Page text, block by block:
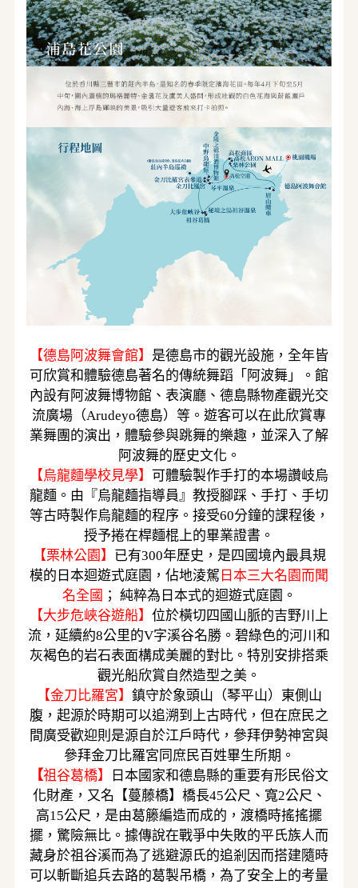
【德島阿波舞會館】 是德島市的觀光設施，全年皆
可欣賞和體驗德島著名的傳統舞蹈「阿波舞」
。館
內設有阿波舞博物館、表演廳、德島縣物產觀光交
流廣場（Arudeyo德島）等。遊客可以在此欣賞專
業舞團的演出，體驗參與跳舞的樂趣，並深入了解
阿波舞的歷史文化。
【烏龍麵學校見學】
可體驗製作手打的本場讚岐烏
龍麵。由『烏龍麵指導員』教授腳踩、手打、手切
等古時製作烏龍麵的程序。接受60分鐘的課程後，
授予捲在桿麵棍上的畢業證書 。
【栗林公園】
已有300年歷史，是四國境內最具規
模的日本迴遊式庭園，佔地淩駕 日本三大名園而聞
名全國 ； 純粹為日本式的迴遊式庭園。
【大步危峽谷遊船】 位於橫切四國山脈的吉野川上
流，延續約8公里的V字溪谷名勝。碧綠色的河川和
灰褐色的岩石表面構成美麗的對比。特別安排搭乘
觀光船欣賞自然造型之美。
【金刀比羅宮】 鎮守於象頭山（琴平山）東側山
腹，起源於時期可以追溯到上古時代，但在庶民之
間廣受歡迎則是源自於江戶時代，參拜伊勢神宮與
參拜金刀比羅宮同庶民百姓畢生所期。
【祖谷葛橋】
日本國家和德島縣的重要有形民俗文
化財產，又名【蔓藤橋】橋長45公尺、寬2公尺、
高15公尺，是由葛籐編造而成的，渡橋時搖搖擺
擺，驚險無比。據傳說在戰爭中失敗的平氏族人而
藏身於祖谷溪而為了逃避源氏的追剎因而搭建隨時
可以斬斷追兵去路的葛製吊橋，為了安全上的考量